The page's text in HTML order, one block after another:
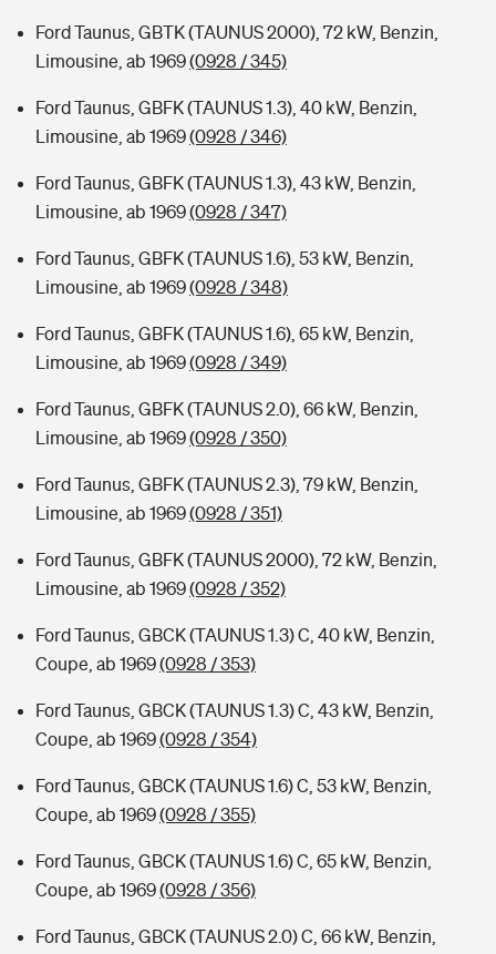
Ford Taunus, GBTK (TAUNUS 2000), 72 kW, Benzin,
Limousine, ab 1969(0928 / 345)
Ford Taunus, GBFK (TAUNUS 1.3), 40 kW, Benzin,
Limousine, ab 1969(0928 / 346)
Ford Taunus, GBFK (TAUNUS 1.3), 43 kW, Benzin,
Limousine, ab 1969(0928 / 347)
Ford Taunus, GBFK (TAUNUS 1.6), 53 kW, Benzin,
Limousine, ab 1969(0928 / 348)
Ford Taunus, GBFK (TAUNUS 1.6), 65 kW, Benzin,
Limousine, ab 1969(0928 / 349)
Ford Taunus, GBFK (TAUNUS 2.0), 66 kW, Benzin,
Limousine, ab 1969(0928 / 350)
Ford Taunus, GBFK (TAUNUS 2.3), 79 kW, Benzin,
Limousine, ab 1969(0928 / 351)
Ford Taunus, GBFK (TAUNUS 2000), 72 kW, Benzin,
Limousine, ab 1969(0928 / 352)
Ford Taunus, GBCK (TAUNUS 1.3) C, 40 kW, Benzin,
Coupe, ab 1969(0928 / 353)
Ford Taunus, GBCK (TAUNUS 1.3) C, 43 kW, Benzin,
Coupe, ab 1969(0928 / 354)
Ford Taunus, GBCK (TAUNUS 1.6) C, 53 kW, Benzin,
Coupe, ab 1969(0928 / 355)
Ford Taunus, GBCK (TAUNUS 1.6) C, 65 kW, Benzin,
Coupe, ab 1969(0928 / 356)
Ford Taunus, GBCK (TAUNUS 2.0) C, 66 kW, Benzin,